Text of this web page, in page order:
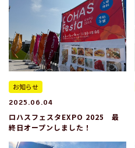
お知らせ
2025.06.04
ロハスフェスタEXPO 2025 最
終日オープンしました！